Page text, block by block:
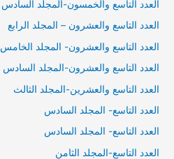
العدد التاسع والخمسون-المجلد السادس
العدد التاسع والعشرون – المجلد الرابع
العدد التاسع والعشرون- المجلد الخامس
العدد التاسع والعشرون-المجلد السادس
العدد التاسع والعشرين-المجلد الثالث
العدد التاسع- المجلد السادس
العدد التاسع- المجلد السادس
العدد التاسع-المجلد الثامن